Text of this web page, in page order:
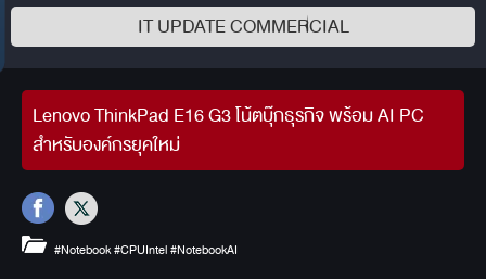
IT UPDATE COMMERCIAL
Lenovo ThinkPad E16 G3 โน้ตบุ๊กธุรกิจ พร้อม AI PC
สำหรับองค์กรยุคใหม่
#Notebook#CPUIntel#NotebookAI